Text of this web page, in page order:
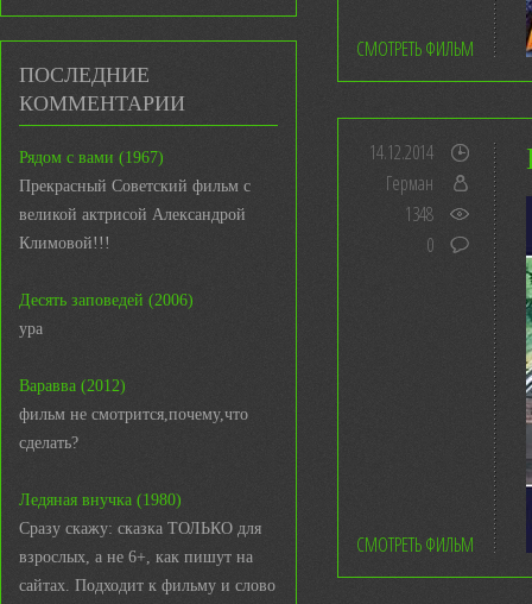
ПОСЛЕДНИЕ
КОММЕНТАРИИ
Рядом с вами (1967)
Прекрасный Советский фильм с
великой актрисой Александрой
Климовой!!!
Десять заповедей (2006)
ура
Варавва (2012)
фильм не смотрится,почему,что
сделать?
Ледяная внучка (1980)
Сразу скажу: сказка ТОЛЬКО для
взрослых, а не 6+, как пишут на
сайтах. Подходит к фильму и слово
СМОТРЕТЬ ФИЛЬМ
14.12.2014
Герман
1348
0
СМОТРЕТЬ ФИЛЬМ